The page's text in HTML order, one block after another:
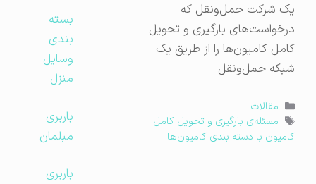
یک شرکت حمل‌ونقل که
درخواست‌های بارگیری و تحویل
کامل کامیون‌ها را از طریق یک
شبکه حمل‌ونقل
دسته‌ها
مقالات
برچسب‌ها
مسئله‌ی بارگیری و تحویل کامل
کامیون با دسته بندی کامیون‌ها
بسته
بندی
وسایل
منزل
باربری
مبلمان
باربری